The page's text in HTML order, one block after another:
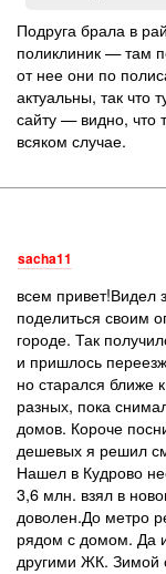
Подруга брала в
поликлиник — там
от нее они по
актуальны, так что
сайту — видно, что
всяком случае.
sacha11
всем привет!Видел
поделиться своим
городе. Так
и пришлось
но старался ближе
разных, пока
домов. Короче
дешевых я решил
Нашел в Кудрово
3,6 млн. взял в
доволен.До метро
рядом с домом. Да
другими ЖК. Зимой